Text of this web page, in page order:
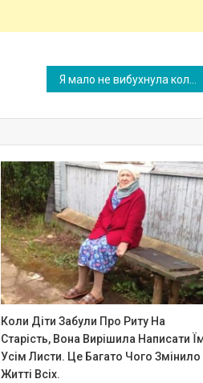
Коли Діти Забули Про Риту На
Старість, Вона Вирішила Написати
Усім Листи. Це Багато Чого Змінило
Житті Всіх.